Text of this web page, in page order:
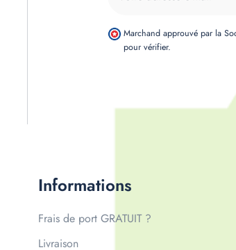
Informations
Frais de port GRATUIT ?
Livraison
Marchand approuvé par la
pour vérifier.